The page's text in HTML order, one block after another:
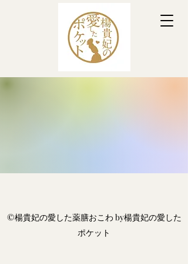
©︎楊貴妃の愛した薬膳おこわ by楊貴妃の愛した
ポケット